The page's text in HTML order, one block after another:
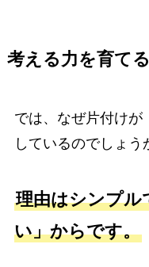
考える力を育て
では、なぜ片付けが
しているのでしょう
理由はシンプル
い」からです。